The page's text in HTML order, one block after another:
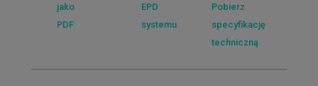
jako
PDF
EPD
systemu
Pobierz
specyfikację
techniczną